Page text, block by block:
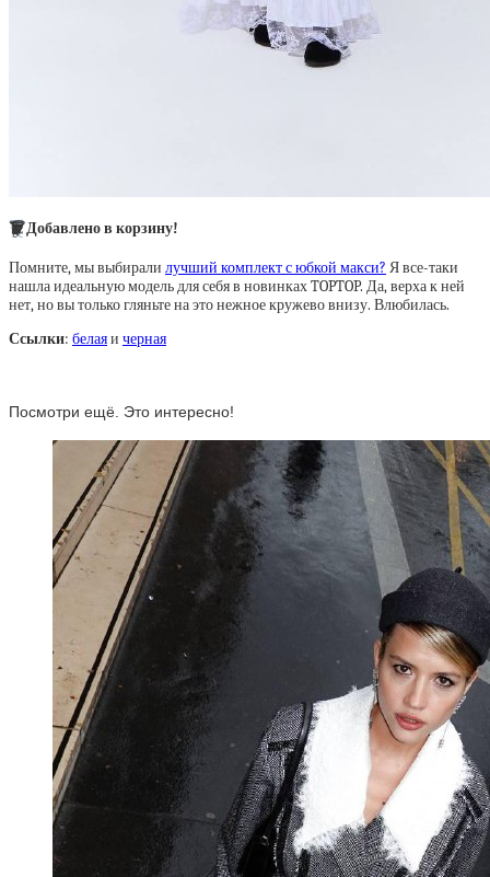
🗑Добавлено в корзину!
Помните, мы выбирали лучший комплект с юбкой макси? Я все-таки
нашла идеальную модель для себя в новинках TOPTOP. Да, верха к ней
нет, но вы только гляньте на это нежное кружево внизу. Влюбилась.
Ссылки: белаяи черная
Посмотри ещё. Это интересно!